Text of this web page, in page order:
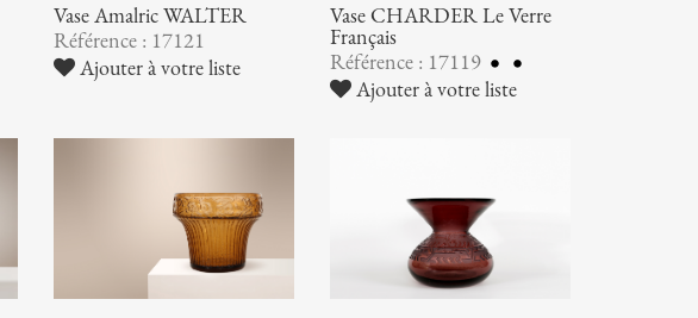
Vase Amalric WALTER
Référence : 17121
Ajouter à votre liste
Vase CHARDER Le Verre
Français
Référence : 17119
Ajouter à votre liste